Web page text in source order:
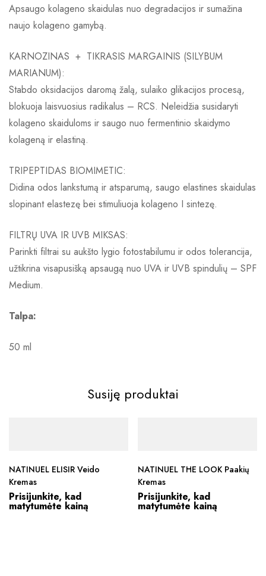
Apsaugo kolageno skaidulas nuo degradacijos ir sumažina
naujo kolageno gamybą.
KARNOZINAS + TIKRASIS MARGAINIS (SILYBUM
MARIANUM):
Stabdo oksidacijos daromą žalą, sulaiko glikacijos procesą,
blokuoja laisvuosius radikalus – RCS. Neleidžia susidaryti
kolageno skaiduloms ir saugo nuo fermentinio skaidymo
kolageną ir elastiną.
TRIPEPTIDAS BIOMIMETIC:
Didina odos lankstumą ir atsparumą, saugo elastines skaidulas
slopinant elastezę bei stimuliuoja kolageno I sintezę.
FILTRŲ UVA IR UVB MIKSAS:
Parinkti filtrai su aukšto lygio fotostabilumu ir odos tolerancija,
užtikrina visapusišką apsaugą nuo UVA ir UVB spindulių – SPF
Medium.
Talpa:
50 ml
Susiję produktai
NATINUEL ELISIR Veido
Kremas
Prisijunkite, kad
matytumėte kainą
NATINUEL THE LOOK Paakių
Kremas
Prisijunkite, kad
matytumėte kainą